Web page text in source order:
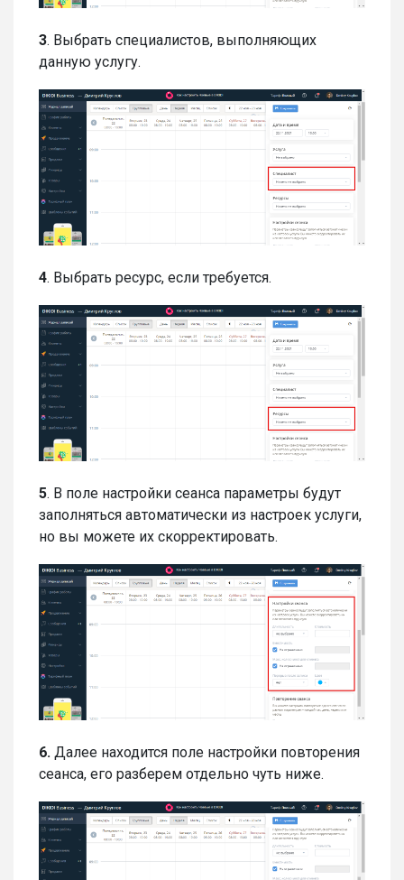
3. Выбрать специалистов, выполняющих
данную услугу.
4. Выбрать ресурс, если требуется.
5. В поле настройки сеанса параметры будут
заполняться автоматически из настроек услуги,
но вы можете их скорректировать.
6. Далее находится поле настройки повторения
сеанса, его разберем отдельно чуть ниже.